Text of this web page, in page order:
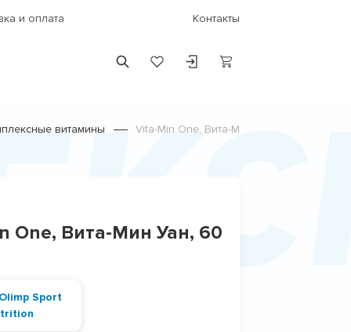
и оплата Контакты
витамины Vita-Min One, Вита-Мин Уан
One, Вита-Мин Уан, 60